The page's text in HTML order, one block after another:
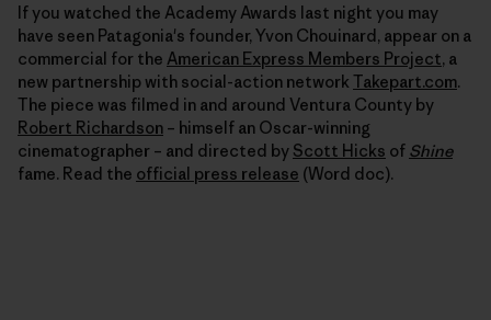
If you watched the Academy Awards last night you may
have seen Patagonia's founder, Yvon Chouinard, appear on a
commercial for the American Express Members Project, a
new partnership with social-action network Takepart.com.
The piece was filmed in and around Ventura County by
Robert Richardson – himself an Oscar-winning
cinematographer – and directed by Scott Hicks of Shine
fame. Read the official press release (Word doc).